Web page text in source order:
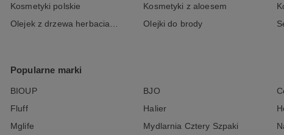
Kosmetyki polskie
Kosmetyki z aloesem
Olejek z drzewa herbacianego
Olejki do brody
Popularne marki
BIOUP BJO
Fluff
Halier
Mglife
Mydlarnia Cztery Szpaki